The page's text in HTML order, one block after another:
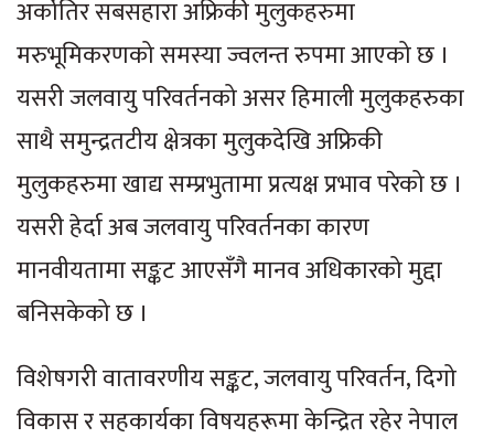
अर्कोतिर सबसहारा अफ्रिकी मुलुकहरुमा
मरुभूमिकरणको समस्या ज्वलन्त रुपमा आएको छ ।
यसरी जलवायु परिवर्तनको असर हिमाली मुलुकहरुका
साथै समुन्द्रतटीय क्षेत्रका मुलुकदेखि अफ्रिकी
मुलुकहरुमा खाद्य सम्प्रभुतामा प्रत्यक्ष प्रभाव परेको छ ।
यसरी हेर्दा अब जलवायु परिवर्तनका कारण
मानवीयतामा सङ्कट आएसँगै मानव अधिकारको मुद्दा
बनिसकेको छ ।
विशेषगरी वातावरणीय सङ्कट, जलवायु परिवर्तन, दिगो
विकास र सहकार्यका विषयहरूमा केन्द्रित रहेर नेपाल